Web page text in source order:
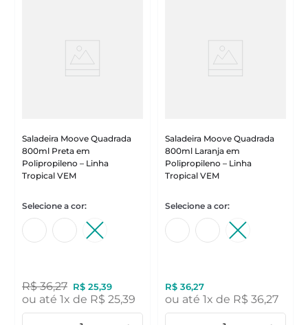
Saladeira Moove Quadrada
800ml Preta em
Polipropileno – Linha
Tropical VEM
R$ 36,27 R$ 25,39
ou até 1x de R$ 25,39
Saladeira Moove Quadrada
800ml Laranja em
Polipropileno – Linha
Tropical VEM
R$ 36,27
ou até 1x de R$ 36,27